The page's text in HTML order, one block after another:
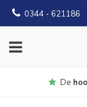
0344 - 621186